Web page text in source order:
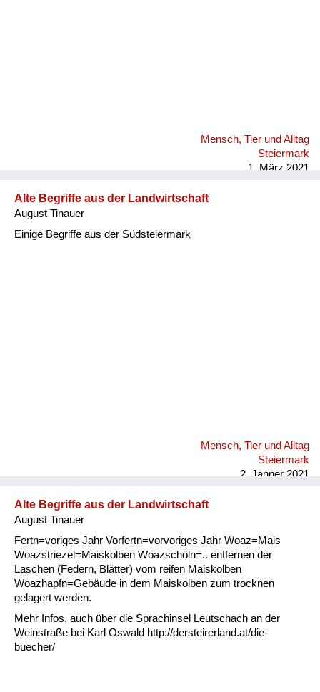
Mensch, Tier und Alltag
Steiermark
1. März 2021
Alte Begriffe aus der Landwirtschaft
August Tinauer
Einige Begriffe aus der Südsteiermark
Mensch, Tier und Alltag
Steiermark
2. Jänner 2021
Alte Begriffe aus der Landwirtschaft
August Tinauer
Fertn=voriges Jahr Vorfertn=vorvoriges Jahr Woaz=Mais
Woazstriezel=Maiskolben Woazschöln=.. entfernen der
Laschen (Federn, Blätter) vom reifen Maiskolben
Woazhapfn=Gebäude in dem Maiskolben zum trocknen
gelagert werden.
Mehr Infos, auch über die Sprachinsel Leutschach an der
Weinstraße bei Karl Oswald http://dersteirerland.at/die-
buecher/